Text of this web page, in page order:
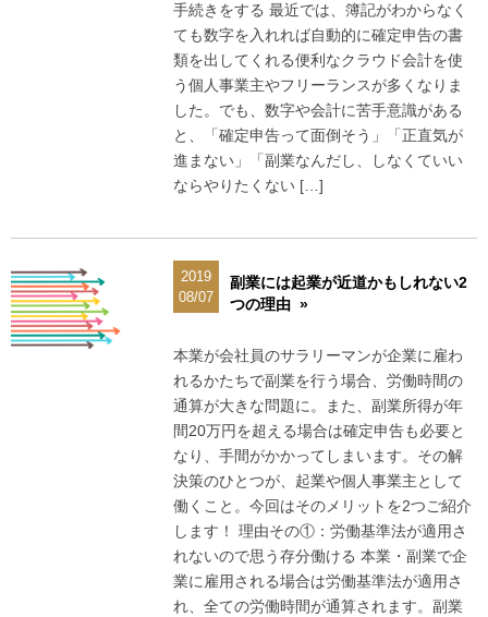
手続きをする 最近では、簿記がわからなく
ても数字を入れれば自動的に確定申告の書
類を出してくれる便利なクラウド会計を使
う個人事業主やフリーランスが多くなりま
した。でも、数字や会計に苦手意識がある
と、「確定申告って面倒そう」「正直気が
進まない」「副業なんだし、しなくていい
ならやりたくない […]
2019
08/07
副業には起業が近道かもしれない2
つの理由 »
本業が会社員のサラリーマンが企業に雇わ
れるかたちで副業を行う場合、労働時間の
通算が大きな問題に。また、副業所得が年
間20万円を超える場合は確定申告も必要と
なり、手間がかかってしまいます。その解
決策のひとつが、起業や個人事業主として
働くこと。今回はそのメリットを2つご紹介
します！ 理由その①：労働基準法が適用さ
れないので思う存分働ける 本業・副業で企
業に雇用される場合は労働基準法が適用さ
れ、全ての労働時間が通算されます。副業